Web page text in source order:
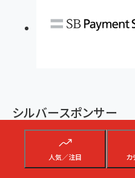
人気／注目 カ
シルバースポンサー